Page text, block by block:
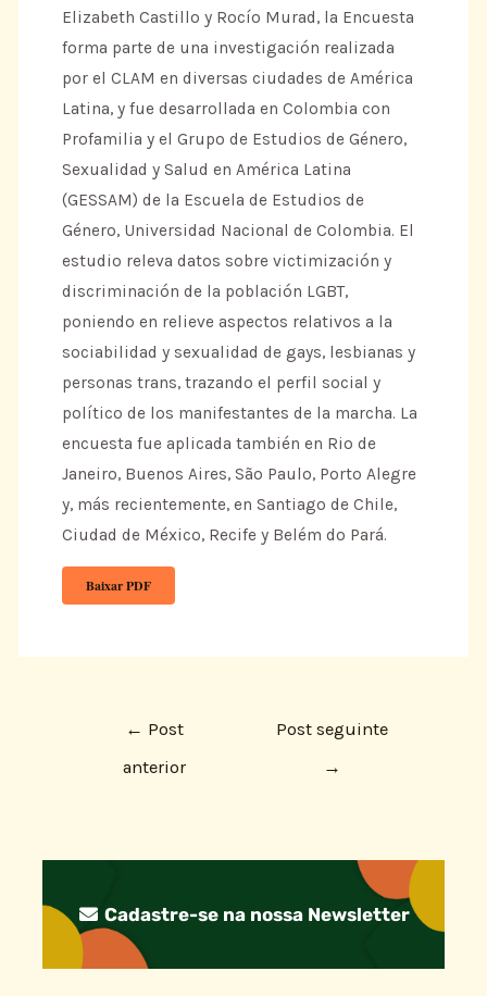
Elizabeth Castillo y Rocío Murad, la Encuesta
forma parte de una investigación realizada
por el CLAM en diversas ciudades de América
Latina, y fue desarrollada en Colombia con
Profamilia y el Grupo de Estudios de Género,
Sexualidad y Salud en América Latina
(GESSAM) de la Escuela de Estudios de
Género, Universidad Nacional de Colombia. El
estudio releva datos sobre victimización y
discriminación de la población LGBT,
poniendo en relieve aspectos relativos a la
sociabilidad y sexualidad de gays, lesbianas y
personas trans, trazando el perfil social y
político de los manifestantes de la marcha. La
encuesta fue aplicada también en Rio de
Janeiro, Buenos Aires, São Paulo, Porto Alegre
y, más recientemente, en Santiago de Chile,
Ciudad de México, Recife y Belém do Pará.
Baixar PDF
← Post
anterior
Post seguinte
→
Cadastre-se na nossa Newsletter